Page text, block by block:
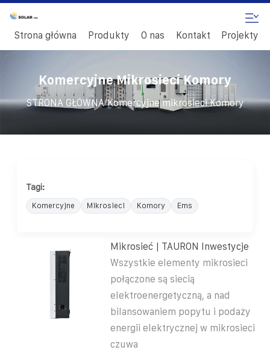
Strona główna Produkty O nas Kontakt Projekty
Komercyjne Mikrosieci Komory
STRONA GŁÓWNA/Komercyjne mikrosieci Komory
Tagi:
Komercyjne Mikrosieci Komory Ems
Mikrosieć | TAURON Inwestycje
Wszystkie elementy mikrosieci
połączone są siecią
elektroenergetyczną, a nad
bilansowaniem popytu i podaży
energii elektrycznej w mikrosieci
czuwa